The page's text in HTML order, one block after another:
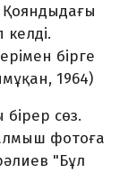
бірге
1964)
бірер сөз.
фотоға
"Бұл